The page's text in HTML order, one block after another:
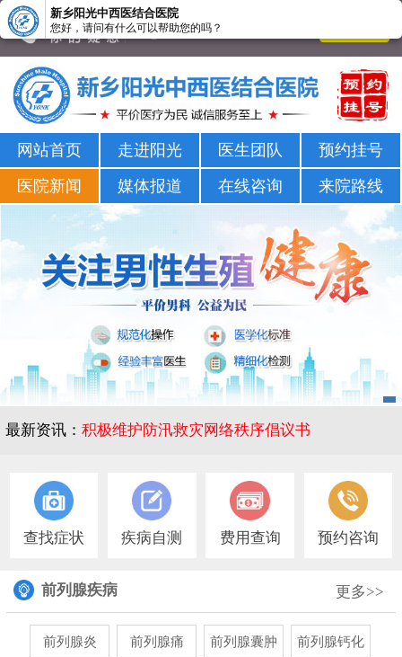
新乡男科医院-新乡市正规男科医院-新乡阳光男科医院
网站首页 走进阳光 医生团队
预约挂号
医院新闻
媒体报道 在线咨询 来院路线
最新资讯： 积极维护防汛救灾网络秩序倡议书
查找症状 疾病自测 费用查询 预约咨询
前列腺疾病 更多>>
前列腺炎 前列腺痛 前列腺囊肿 前列腺钙化
新乡阳光中西医结合医院
您好，请问有什么可以帮助您的吗？